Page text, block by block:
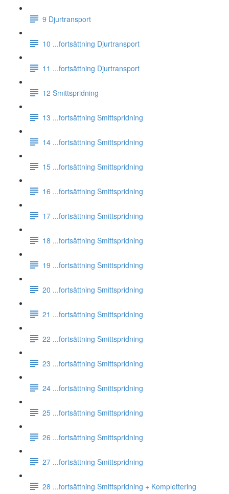
9 Djurtransport
10 ...fortsättning Djurtransport
11 ...fortsättning Djurtransport
12 Smittspridning
13 ...fortsättning Smittspridning
14 ...fortsättning Smittspridning
15 ...fortsättning Smittspridning
16 ...fortsättning Smittspridning
17 ...fortsättning Smittspridning
18 ...fortsättning Smittspridning
19 ...fortsättning Smittspridning
20 ...fortsättning Smittspridning
21 ...fortsättning Smittspridning
22 ...fortsättning Smittspridning
23 ...fortsättning Smittspridning
24 ...fortsättning Smittspridning
25 ...fortsättning Smittspridning
26 ...fortsättning Smittspridning
27 ...fortsättning Smittspridning
28 ...fortsättning Smittspridning + Komplettering